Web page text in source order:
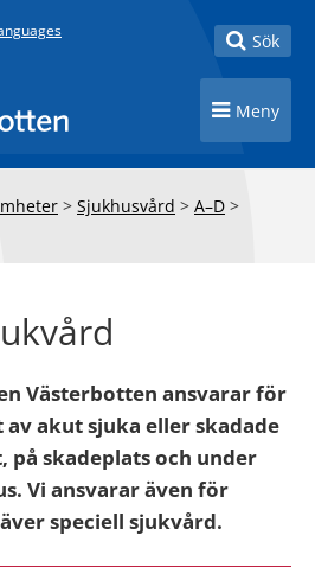
Toggle
Sök
Toggle
Meny
> Sjukhusvård > A–D >
Västerbotten ansvarar för
akut sjuka eller skadade
på skadeplats och under
Vi ansvarar även för
speciell sjukvård.